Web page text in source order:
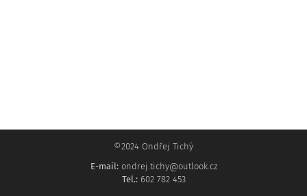
©2024 Ondřej Tichý
E-mail:ondrej.tichy@outlook.cz
Tel.:602 782 453